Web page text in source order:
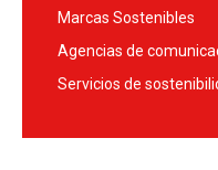
Marcas Sostenibles
Agencias de
Servicios de